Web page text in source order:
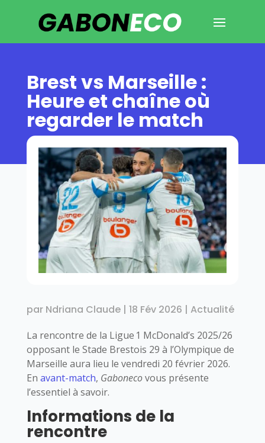
Brest vs Marseille :
Heure et chaîne où
regarder le match
par Ndriana Claude| 18 Fév 2026 | Actualité
La rencontre de la Ligue 1 McDonald’s 2025/26
opposant le Stade Brestois 29 à l’Olympique de
Marseille aura lieu le vendredi 20 février 2026.
En avant-match, Gabonecovous présente
l’essentiel à savoir.
Informations de la
rencontre